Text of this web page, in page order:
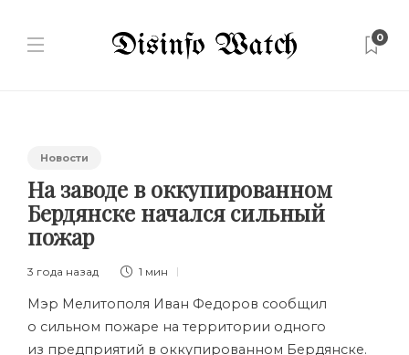
0
Новости
На заводе в оккупированном
Бердянске начался сильный
пожар
3 года назад 1 мин
Мэр Мелитополя Иван Федоров сообщил
о сильном пожаре на территории одного
из предприятий в оккупированном Бердянске.